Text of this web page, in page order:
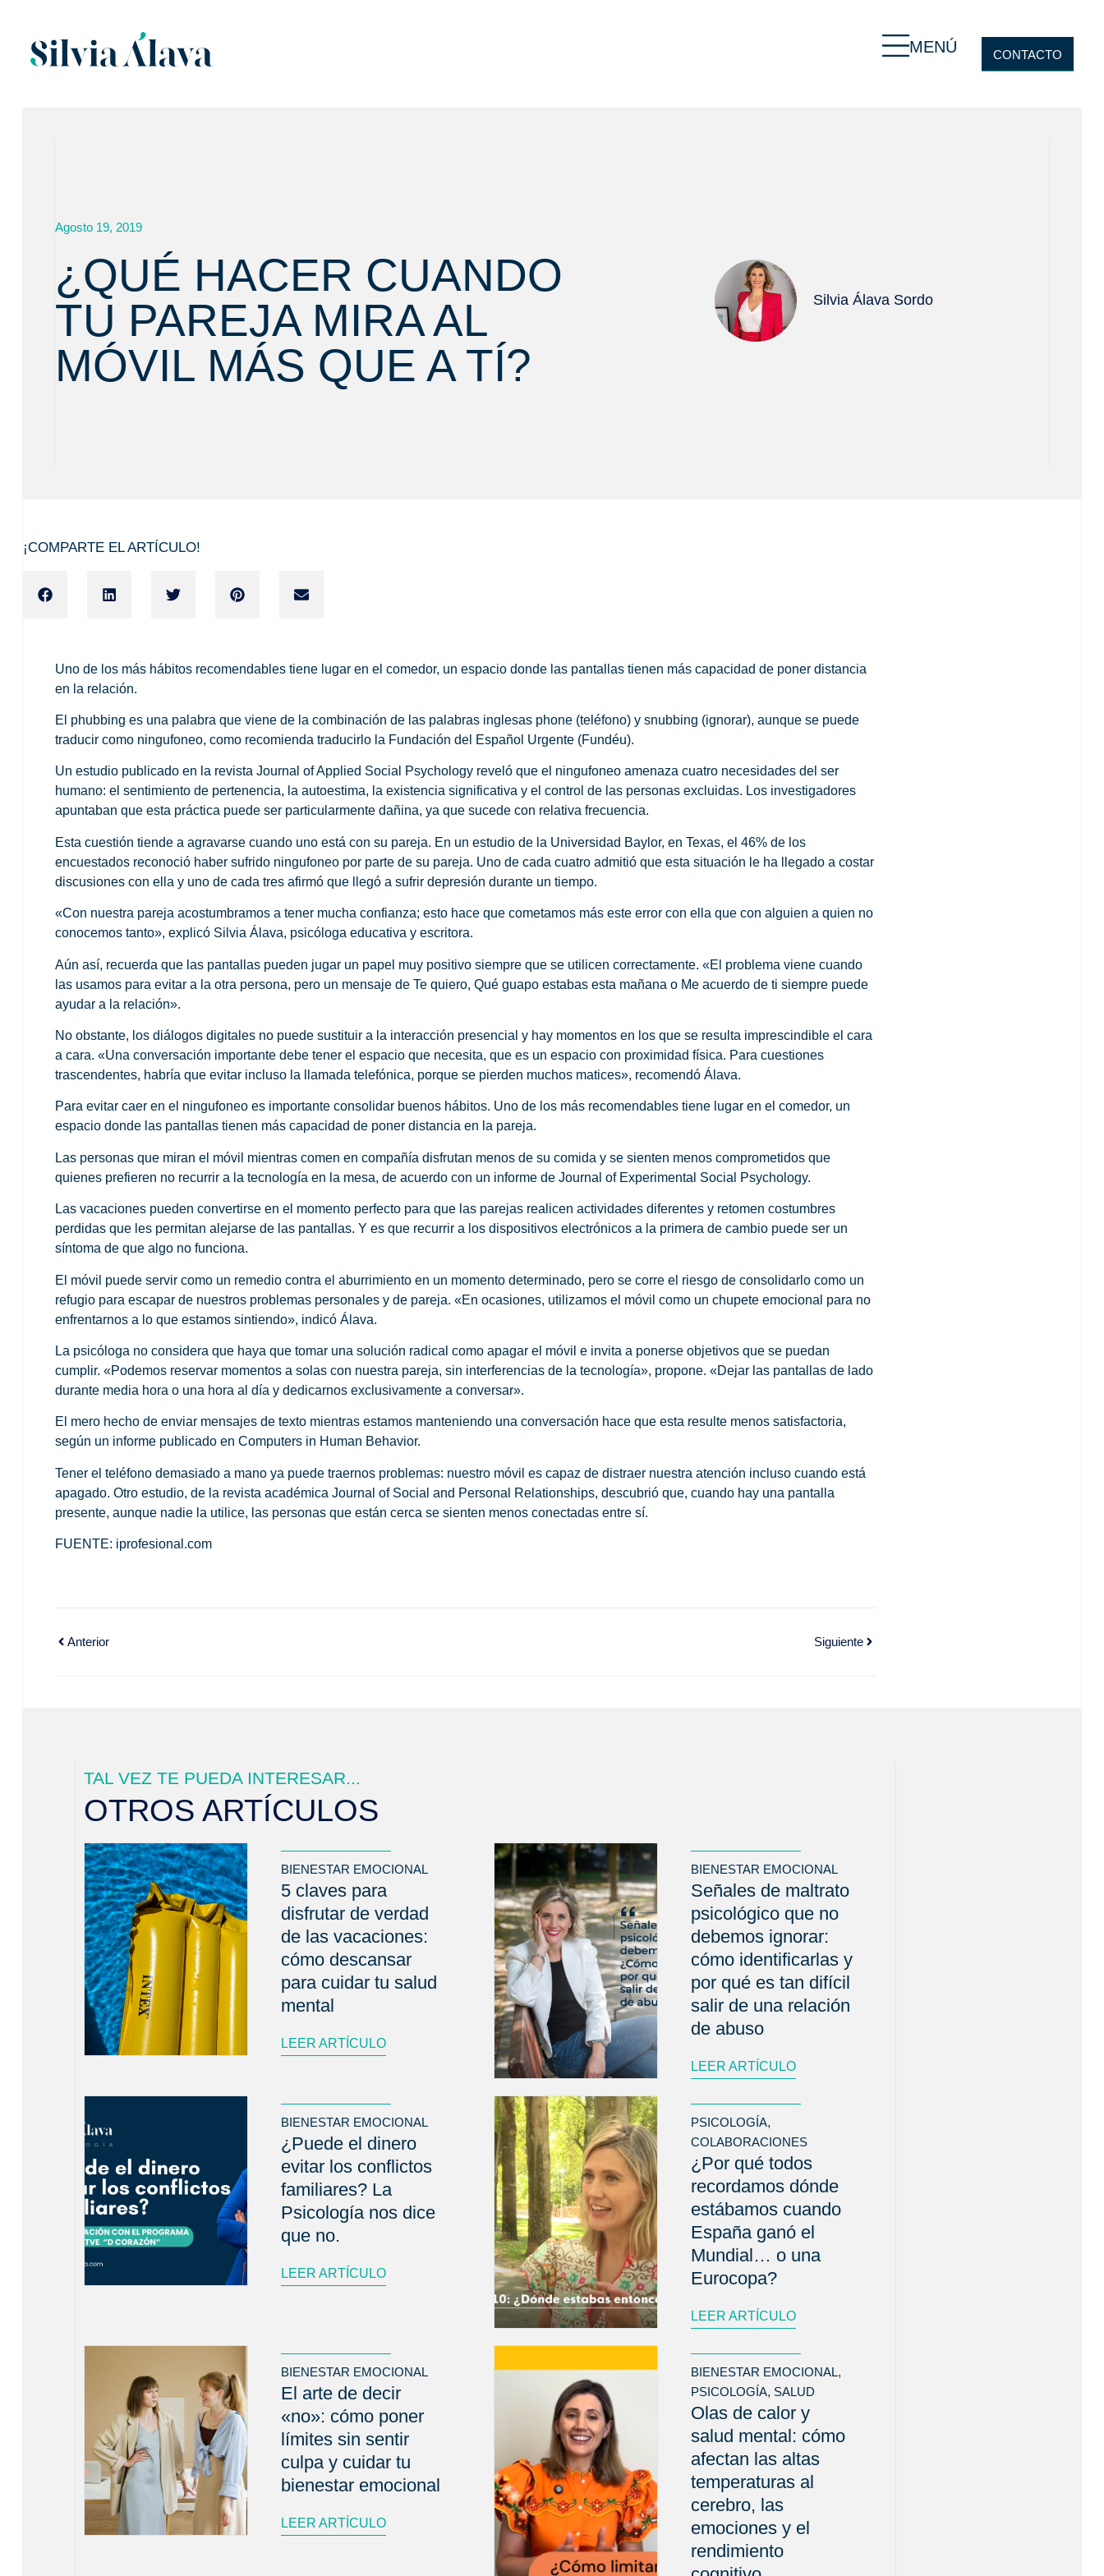
MENÚ CONTACTO
Agosto 19, 2019
¿QUÉ HACER CUANDO
TU PAREJA MIRA AL
MÓVIL MÁS QUE A TÍ?
Silvia Álava Sordo
¡COMPARTE EL ARTÍCULO!
Uno de los más hábitos recomendables tiene lugar en el comedor, un espacio donde las pantallas tienen más capacidad de poner distancia
en la relación.
El phubbing es una palabra que viene de la combinación de las palabras inglesas phone (teléfono) y snubbing (ignorar), aunque se puede
traducir como ningufoneo, como recomienda traducirlo la Fundación del Español Urgente (Fundéu).
Un estudio publicado en la revista Journal of Applied Social Psychology reveló que el ningufoneo amenaza cuatro necesidades del ser
humano: el sentimiento de pertenencia, la autoestima, la existencia significativa y el control de las personas excluidas. Los investigadores
apuntaban que esta práctica puede ser particularmente dañina, ya que sucede con relativa frecuencia.
Esta cuestión tiende a agravarse cuando uno está con su pareja. En un estudio de la Universidad Baylor, en Texas, el 46% de los
encuestados reconoció haber sufrido ningufoneo por parte de su pareja. Uno de cada cuatro admitió que esta situación le ha llegado a costar
discusiones con ella y uno de cada tres afirmó que llegó a sufrir depresión durante un tiempo.
«Con nuestra pareja acostumbramos a tener mucha confianza; esto hace que cometamos más este error con ella que con alguien a quien no
conocemos tanto», explicó Silvia Álava, psicóloga educativa y escritora.
Aún así, recuerda que las pantallas pueden jugar un papel muy positivo siempre que se utilicen correctamente. «El problema viene cuando
las usamos para evitar a la otra persona, pero un mensaje de Te quiero, Qué guapo estabas esta mañana o Me acuerdo de ti siempre puede
ayudar a la relación».
No obstante, los diálogos digitales no puede sustituir a la interacción presencial y hay momentos en los que se resulta imprescindible el cara
a cara. «Una conversación importante debe tener el espacio que necesita, que es un espacio con proximidad física. Para cuestiones
trascendentes, habría que evitar incluso la llamada telefónica, porque se pierden muchos matices», recomendó Álava.
Para evitar caer en el ningufoneo es importante consolidar buenos hábitos. Uno de los más recomendables tiene lugar en el comedor, un
espacio donde las pantallas tienen más capacidad de poner distancia en la pareja.
Las personas que miran el móvil mientras comen en compañía disfrutan menos de su comida y se sienten menos comprometidos que
quienes prefieren no recurrir a la tecnología en la mesa, de acuerdo con un informe de Journal of Experimental Social Psychology.
Las vacaciones pueden convertirse en el momento perfecto para que las parejas realicen actividades diferentes y retomen costumbres
perdidas que les permitan alejarse de las pantallas. Y es que recurrir a los dispositivos electrónicos a la primera de cambio puede ser un
síntoma de que algo no funciona.
El móvil puede servir como un remedio contra el aburrimiento en un momento determinado, pero se corre el riesgo de consolidarlo como un
refugio para escapar de nuestros problemas personales y de pareja. «En ocasiones, utilizamos el móvil como un chupete emocional para no
enfrentarnos a lo que estamos sintiendo», indicó Álava.
La psicóloga no considera que haya que tomar una solución radical como apagar el móvil e invita a ponerse objetivos que se puedan
cumplir. «Podemos reservar momentos a solas con nuestra pareja, sin interferencias de la tecnología», propone. «Dejar las pantallas de lado
durante media hora o una hora al día y dedicarnos exclusivamente a conversar».
El mero hecho de enviar mensajes de texto mientras estamos manteniendo una conversación hace que esta resulte menos satisfactoria,
según un informe publicado en Computers in Human Behavior.
Tener el teléfono demasiado a mano ya puede traernos problemas: nuestro móvil es capaz de distraer nuestra atención incluso cuando está
apagado. Otro estudio, de la revista académica Journal of Social and Personal Relationships, descubrió que, cuando hay una pantalla
presente, aunque nadie la utilice, las personas que están cerca se sienten menos conectadas entre sí.
FUENTE: iprofesional.com
Anterior Siguiente
TAL VEZ TE PUEDA INTERESAR...
OTROS ARTÍCULOS
BIENESTAR EMOCIONAL
5 claves para
disfrutar de verdad
de las vacaciones:
cómo descansar
para cuidar tu salud
mental
LEER ARTÍCULO
BIENESTAR EMOCIONAL
Señales de maltrato
psicológico que no
debemos ignorar:
cómo identificarlas y
por qué es tan difícil
salir de una relación
de abuso
LEER ARTÍCULO
BIENESTAR EMOCIONAL
¿Puede el dinero
evitar los conflictos
familiares? La
Psicología nos dice
que no.
LEER ARTÍCULO
PSICOLOGÍA,
COLABORACIONES
¿Por qué todos
recordamos dónde
estábamos cuando
España ganó el
Mundial… o una
Eurocopa?
LEER ARTÍCULO
BIENESTAR EMOCIONAL
El arte de decir
«no»: cómo poner
límites sin sentir
culpa y cuidar tu
bienestar emocional
LEER ARTÍCULO
BIENESTAR EMOCIONAL,
PSICOLOGÍA, SALUD
Olas de calor y
salud mental: cómo
afectan las altas
temperaturas al
cerebro, las
emociones y el
rendimiento